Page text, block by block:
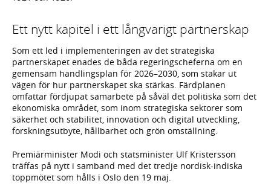
Ett nytt kapitel i ett långvarigt partnerskap
Som ett led i implementeringen av det strategiska
partnerskapet enades de båda regeringscheferna om en
gemensam handlingsplan för 2026–2030, som stakar ut
vägen för hur partnerskapet ska stärkas. Färdplanen
omfattar fördjupat samarbete på såväl det politiska som det
ekonomiska området, som inom strategiska sektorer som
säkerhet och stabilitet, innovation och digital utveckling,
forskningsutbyte, hållbarhet och grön omställning.
Premiärminister Modi och statsminister Ulf Kristersson
träffas på nytt i samband med det tredje nordisk-indiska
toppmötet som hålls i Oslo den 19 maj.